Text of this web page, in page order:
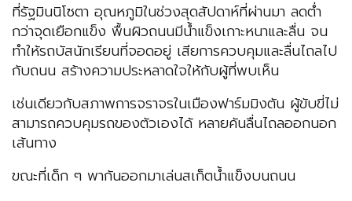
ที่รัฐมินนิโซตา อุณหภูมิในช่วงสุดสัปดาห์ที่ผ่านมา ลดต่ำ
กว่าจุดเยือกแข็ง พื้นผิวถนนมีน้ำแข็งเกาะหนาและลื่น จน
ทำให้รถบัสนักเรียนที่จอดอยู่ เสียการควบคุมและลื่นไถลไป
กับถนน สร้างความประหลาดใจให้กับผู้ที่พบเห็น
เช่นเดียวกับสภาพการจราจรในเมืองฟาร์มมิงตัน ผู้ขับขี่ไม่
สามารถควบคุมรถของตัวเองได้ หลายคันลื่นไถลออกนอก
เส้นทาง
ขณะที่เด็ก ๆ พากันออกมาเล่นสเก็ตน้ำแข็งบนถนน